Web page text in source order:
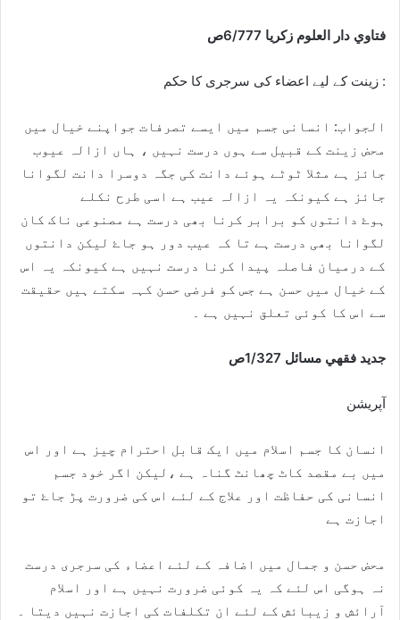
فتاوي دار العلوم زكريا 6/777ص
زینت کے لیے اعضاء کی سرجری کا حکم :
الجواب: انسانی جسم میں ایسے تصرفات جواپنے خیال میں
محض زینت کے قبیل سے ہوں درست نہیں ، ہاں ازالہ عیوب
جائز ہے مثلا ٹوٹے ہوئے دانت کی جگہ دوسرا دانت لگوانا
جائز ہے کیونکہ یہ ازالہ عیب ہے اسی طرح نکلے
ہوۓ دانتوں کو برابر کرنا بھی درست ہے مصنوعی ناک کان
لگوانا بھی درست ہے تا کہ عیب دور ہو جاۓ لیکن دانتوں
کے درمیان فاصلہ پیدا کرنا درست نہیں ہے کیونکہ یہ اس
کے خیال میں حسن ہے جس کو فرضی حسن کہہ سکتے ہیں حقیقت
سے اس کا کوئی تعلق نہیں ہے ۔
جديد فقهي مسائل 1/327ص
آپریشن
انسان کا جسم اسلام میں ایک قابل احترام چیز ہے اور اس
میں بے مقصد کاٹ چھانٹ گناہ ہے ،لیکن اگر خود جسم
انسانی کی حفاظت اور علاج کے لئے اس کی ضرورت پڑ جاۓ تو
اجازت ہے
محض حسن و جمال میں اضافہ کے لئے اعضاء کی سرجری درست
نہ ہوگی اس لئے کہ یہ کوئی ضرورت نہیں ہے اور اسلام
آرائش و زیبائش کے لئے ان تکلفات کی اجازت نہیں دیتا ۔